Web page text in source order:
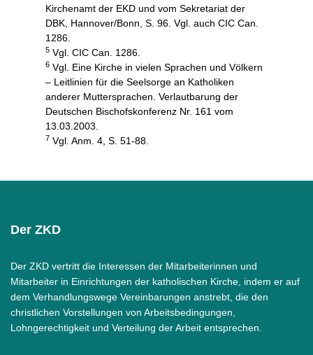
Kirchenamt der EKD und vom Sekretariat der
DBK, Hannover/Bonn, S. 96. Vgl. auch CIC Can.
1286.
5 Vgl. CIC Can. 1286.
6 Vgl. Eine Kirche in vielen Sprachen und Völkern
– Leitlinien für die Seelsorge an Katholiken
anderer Muttersprachen. Verlautbarung der
Deutschen Bischofskonferenz Nr. 161 vom
13.03.2003.
7 Vgl. Anm. 4, S. 51-88.
Der ZKD
Der ZKD vertritt die Interessen der Mitarbeiterinnen und
Mitarbeiter in Einrichtungen der katholischen Kirche, indem er auf
dem Verhandlungswege Vereinbarungen anstrebt, die den
christlichen Vorstellungen von Arbeitsbedingungen,
Lohngerechtigkeit und Verteilung der Arbeit entsprechen.